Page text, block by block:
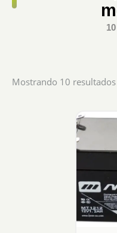
Mostrando 10 resultados